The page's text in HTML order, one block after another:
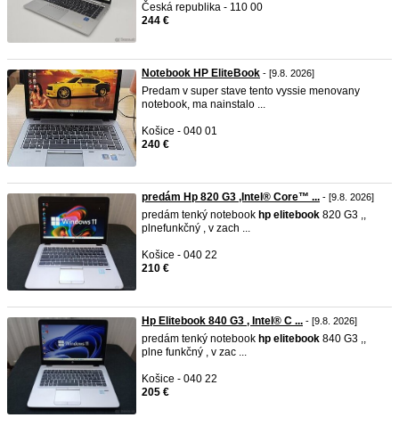
Česká republika - 110 00
244 €
Notebook HP EliteBook - [9.8. 2026]
Predam v super stave tento vyssie menovany
notebook, ma nainstalo ...
Košice - 040 01
240 €
predám Hp 820 G3 ,Intel® Core™ ... - [9.8. 2026]
predám tenký notebook hp elitebook 820 G3 ,,
plnefunkčný , v zach ...
Košice - 040 22
210 €
Hp Elitebook 840 G3 , Intel® C ... - [9.8. 2026]
predám tenký notebook hp elitebook 840 G3 ,,
plne funkčný , v zac ...
Košice - 040 22
205 €